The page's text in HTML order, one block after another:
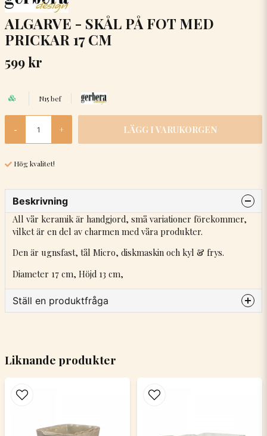
ALGARVE - SKÅL PÅ FOT MED
PRICKAR 17 CM
599 kr
N15 bef
- + LÄGG I VARUKORGEN
Hög kvalitet!
Beskrivning
All vår keramik är handgjord, små variationer förekommer,
vilket är en del av charmen med våra produkter.
Den är ugnsfast, tål Micro, diskmaskin och kyl & frys.
Diameter 17 cm, Höjd 13 cm,
Ställ en produktfråga
name
Namn
Liknande produkter